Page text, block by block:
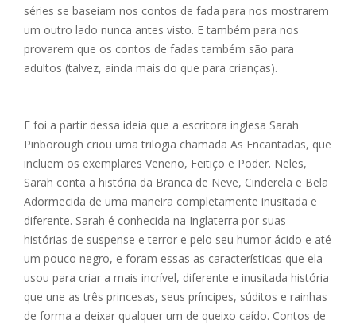
séries se baseiam nos contos de fada para nos mostrarem
um outro lado nunca antes visto. E também para nos
provarem que os contos de fadas também são para
adultos (talvez, ainda mais do que para crianças).
E foi a partir dessa ideia que a escritora inglesa Sarah
Pinborough criou uma trilogia chamada As Encantadas, que
incluem os exemplares Veneno, Feitiço e Poder. Neles,
Sarah conta a história da Branca de Neve, Cinderela e Bela
Adormecida de uma maneira completamente inusitada e
diferente. Sarah é conhecida na Inglaterra por suas
histórias de suspense e terror e pelo seu humor ácido e até
um pouco negro, e foram essas as características que ela
usou para criar a mais incrível, diferente e inusitada história
que une as três princesas, seus príncipes, súditos e rainhas
de forma a deixar qualquer um de queixo caído. Contos de